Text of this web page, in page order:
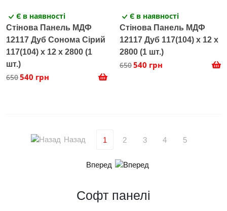
Є в наявності
Стінова Панель МДФ
12117 Дуб Сонома Сірий
117(104) x 12 х 2800 (1
шт.)
650540 грн
Є в наявності
Стінова Панель МДФ
12117 Дуб 117(104) x 12 х
2800 (1 шт.)
650540 грн
Назад 1 2 3 4 5
Вперед
Cофт панелі